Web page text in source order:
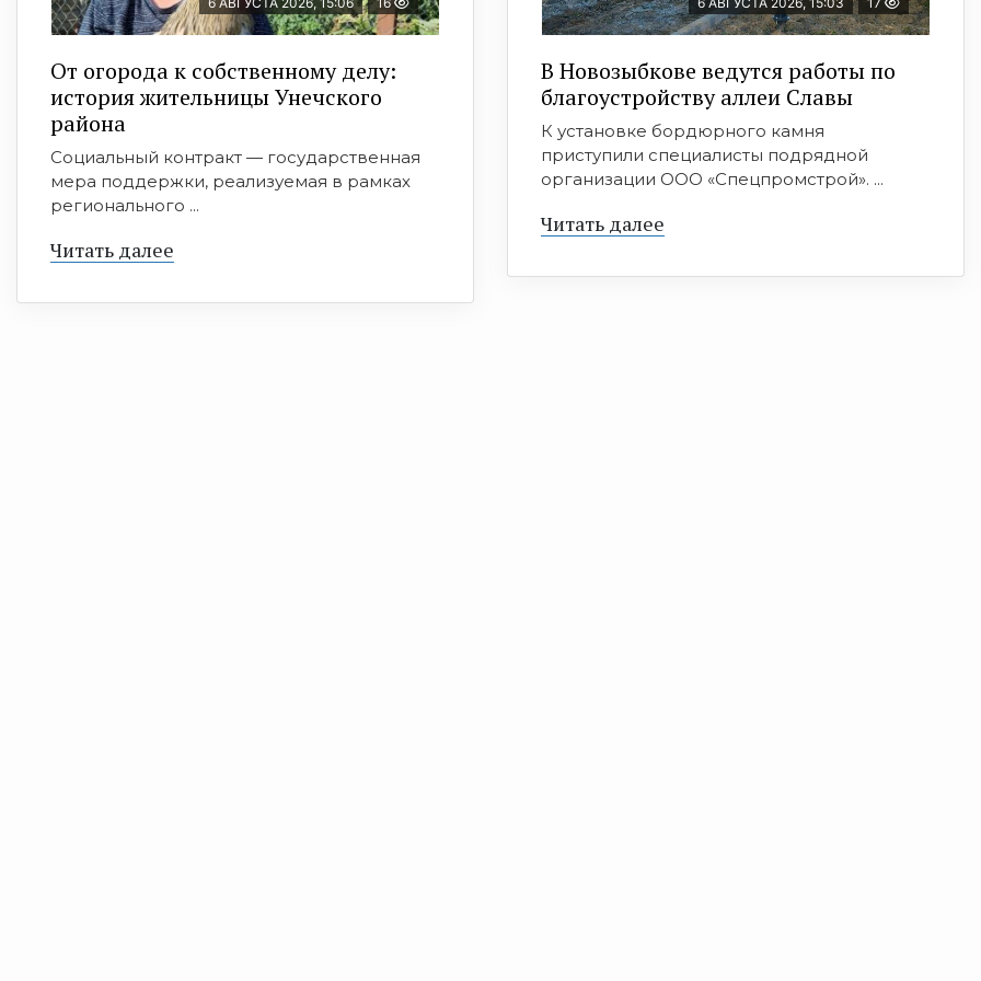
От огорода к собственному делу:
история жительницы Унечского
района
Социальный контракт — государственная
мера поддержки, реализуемая в рамках
регионального ...
Читать далее
В Новозыбкове ведутся работы по
благоустройству аллеи Славы
К установке бордюрного камня
приступили специалисты подрядной
организации ООО «Спецпромстрой». ...
Читать далее